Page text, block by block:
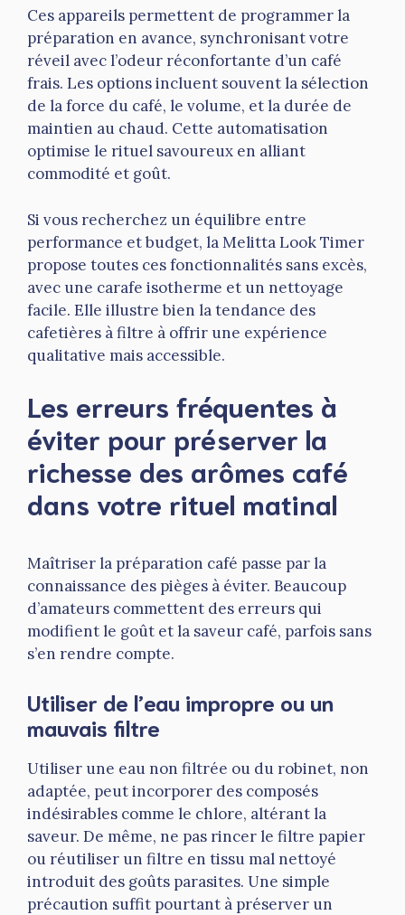
Ces appareils permettent de programmer la
préparation en avance, synchronisant votre
réveil avec l’odeur réconfortante d’un café
frais. Les options incluent souvent la sélection
de la force du café, le volume, et la durée de
maintien au chaud. Cette automatisation
optimise le rituel savoureux en alliant
commodité et goût.
Si vous recherchez un équilibre entre
performance et budget, la Melitta Look Timer
propose toutes ces fonctionnalités sans excès,
avec une carafe isotherme et un nettoyage
facile. Elle illustre bien la tendance des
cafetières à filtre à offrir une expérience
qualitative mais accessible.
Les erreurs fréquentes à
éviter pour préserver la
richesse des arômes café
dans votre rituel matinal
Maîtriser la préparation café passe par la
connaissance des pièges à éviter. Beaucoup
d’amateurs commettent des erreurs qui
modifient le goût et la saveur café, parfois sans
s’en rendre compte.
Utiliser de l’eau impropre ou un
mauvais filtre
Utiliser une eau non filtrée ou du robinet, non
adaptée, peut incorporer des composés
indésirables comme le chlore, altérant la
saveur. De même, ne pas rincer le filtre papier
ou réutiliser un filtre en tissu mal nettoyé
introduit des goûts parasites. Une simple
précaution suffit pourtant à préserver un